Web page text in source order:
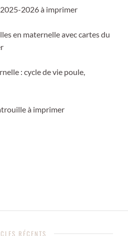
2026 à imprimer
en maternelle avec cartes du
: cycle de vie poule,
à imprimer
RÉCENTS